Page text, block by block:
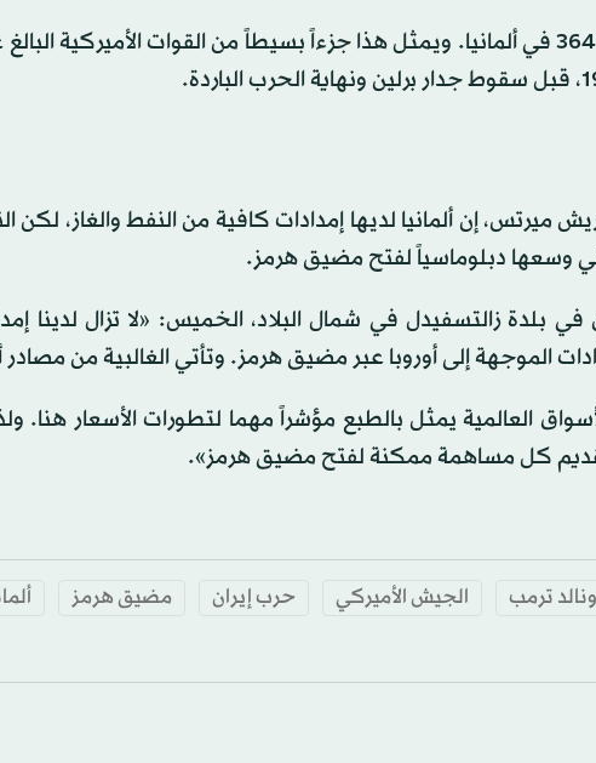
ميرتس، إن ألمانيا ​لديها إمدادات كافية من النفط والغاز،
‌وسعها ​دبلوماسياً ‌لفتح ⁠مضيق ​هرمز.
بلدة زالتسفيدل في شمال البلاد، الخميس: «لا تزال لدينا
‌الموجهة إلى أوروبا عبر مضيق هرمز. وتأتي الغالبية من
العالمية ⁠يمثل ⁠بالطبع مؤشراً مهما لتطورات الأسعار هنا.
كل مساهمة ممكنة لفتح مضيق هرمز».
ترمب الجيش الأميركي حرب إيران مضيق هرمز